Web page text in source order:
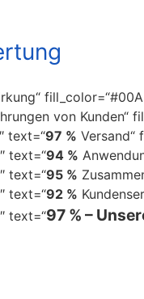
von Kunden“
text=“97 % Versand“
text=“94 %
text=“95 %
text=“92 %
text=“97 % –